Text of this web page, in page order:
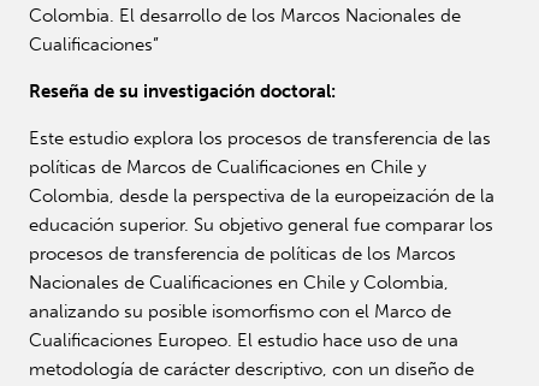
Colombia. El desarrollo de los Marcos Nacionales de
Cualificaciones”
Reseña de su investigación doctoral:
Este estudio explora los procesos de transferencia de las
políticas de Marcos de Cualificaciones en Chile y
Colombia, desde la perspectiva de la europeización de la
educación superior. Su objetivo general fue comparar los
procesos de transferencia de políticas de los Marcos
Nacionales de Cualificaciones en Chile y Colombia,
analizando su posible isomorfismo con el Marco de
Cualificaciones Europeo. El estudio hace uso de una
metodología de carácter descriptivo, con un diseño de